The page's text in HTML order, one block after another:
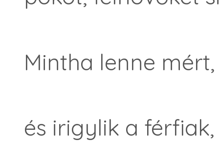
Mintha lenne
és irigylik a férfiak,